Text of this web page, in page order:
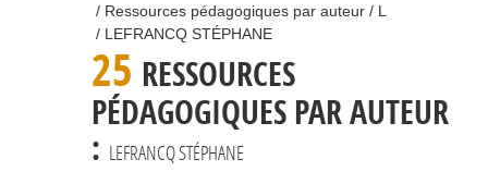
Ressources pédagogiques par auteur
L
LEFRANCQ STÉPHANE
25 RESSOURCES
PÉDAGOGIQUES PAR AUTEUR
: LEFRANCQ STÉPHANE